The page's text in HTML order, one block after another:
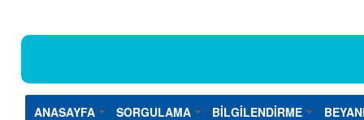
ANASAYFA SORGULAMA BİLGİLENDİRME